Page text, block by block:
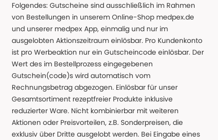
Folgendes: Gutscheine sind ausschließlich im Rahmen
von Bestellungen in unserem Online-Shop medpex.de
und unserer medpex App, einmalig und nur im
ausgelobten Aktionszeitraum einlösbar. Pro Kundenkonto
ist pro Werbeaktion nur ein Gutscheincode einlösbar. Der
Wert des im Bestellprozess eingegebenen
Gutschein(code)s wird automatisch vom
Rechnungsbetrag abgezogen. Einlösbar für unser
Gesamtsortiment rezeptfreier Produkte inklusive
reduzierter Ware. Nicht kombinierbar mit weiteren
Aktionen oder Preisvorteilen, z.B. Sonderpreisen, die
exklusiv über Dritte ausgelobt werden. Bei Eingabe eines